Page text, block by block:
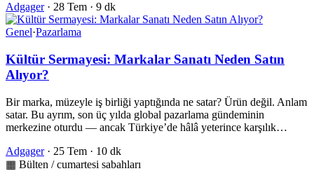
Adgager · 28 Tem · 9 dk
Genel·Pazarlama
Kültür Sermayesi: Markalar Sanatı Neden Satın
Alıyor?
Bir marka, müzeyle iş birliği yaptığında ne satar? Ürün değil. Anlam
satar. Bu ayrım, son üç yılda global pazarlama gündeminin
merkezine oturdu — ancak Türkiye’de hâlâ yeterince karşılık…
Adgager · 25 Tem · 10 dk
▦ Bülten / cumartesi sabahları